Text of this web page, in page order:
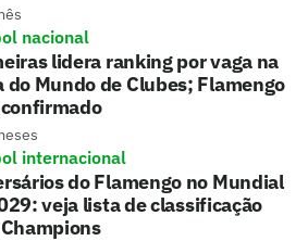
nacional
lidera ranking por vaga na
do Mundo de Clubes; Flamengo
internacional
do Flamengo no Mundial
veja lista de classificação